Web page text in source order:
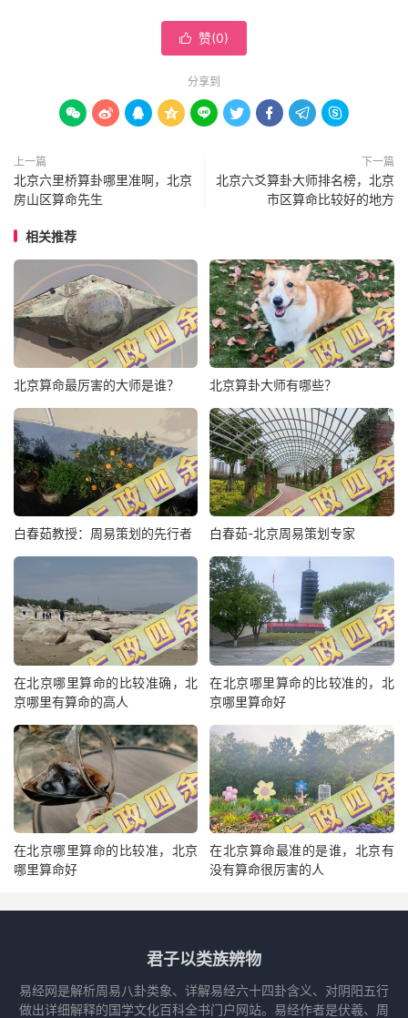
 赞(0)
分享到
        
上一篇
北京六里桥算卦哪里准啊，北京
房山区算命先生
下一篇
北京六爻算卦大师排名榜，北京
市区算命比较好的地方
相关推荐
北京算命最厉害的大师是谁？ 北京算卦大师有哪些？
白春茹教授：周易策划的先行者 白春茹-北京周易策划专家
在北京哪里算命的比较准确，北
京哪里有算命的高人
在北京哪里算命的比较准的，北
京哪里算命好
在北京哪里算命的比较准，北京
哪里算命好
在北京算命最准的是谁，北京有
没有算命很厉害的人
君子以类族辨物
易经网是解析周易八卦类象、详解易经六十四卦含义、对阴阳五行
做出详细解释的国学文化百科全书门户网站。易经作者是伏羲、周